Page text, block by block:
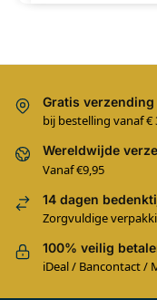
Gratis verzending
bij bestelling vanaf €
Wereldwijde
Vanaf €9,95
14 dagen
Zorgvuldige
100% veilig
iDeal / Bancontact /